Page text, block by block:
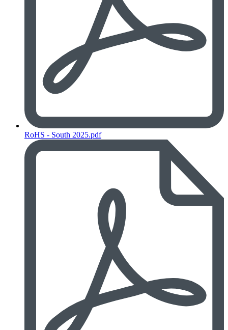
RoHS - South 2025.pdf